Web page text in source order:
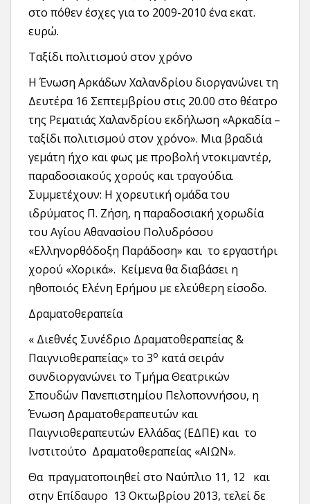
στο πόθεν έσχες για το 2009-2010 ένα εκατ.
ευρώ.
Ταξίδι πολιτισμού στον χρόνο
Η Ένωση Αρκάδων Χαλανδρίου διοργανώνει τη
Δευτέρα 16 Σεπτεμβρίου στις 20.00 στο θέατρο
της Ρεματιάς Χαλανδρίου εκδήλωση «Αρκαδία –
ταξίδι πολιτισμού στον χρόνο». Μια βραδιά
γεμάτη ήχο και φως με προβολή ντοκιμαντέρ,
παραδοσιακούς χορούς και τραγούδια.
Συμμετέχουν: Η χορευτική ομάδα του
ιδρύματος Π. Ζήση, η παραδοσιακή χορωδία
του Αγίου Αθανασίου Πολυδρόσου
«Ελληνορθόδοξη Παράδοση» και το εργαστήρι
χορού «Χορικά». Κείμενα θα διαβάσει η
ηθοποιός Ελένη Ερήμου με ελεύθερη είσοδο.
Δραματοθεραπεία
« Διεθνές Συνέδριο Δραματοθεραπείας &
Παιγνιοθεραπείας» το 3ο κατά σειράν
συνδιοργανώνει το Τμήμα Θεατρικών
Σπουδών Πανεπιστημίου Πελοποννήσου, η
Ένωση Δραματοθεραπευτών και
Παιγνιοθεραπευτών Ελλάδας (ΕΔΠΕ) και το
Ινστιτούτο Δραματοθεραπείας «ΑΙΩΝ».
Θα πραγματοποιηθεί στο Ναύπλιο 11, 12 και
στην Επίδαυρο 13 Οκτωβρίου 2013, τελεί δε